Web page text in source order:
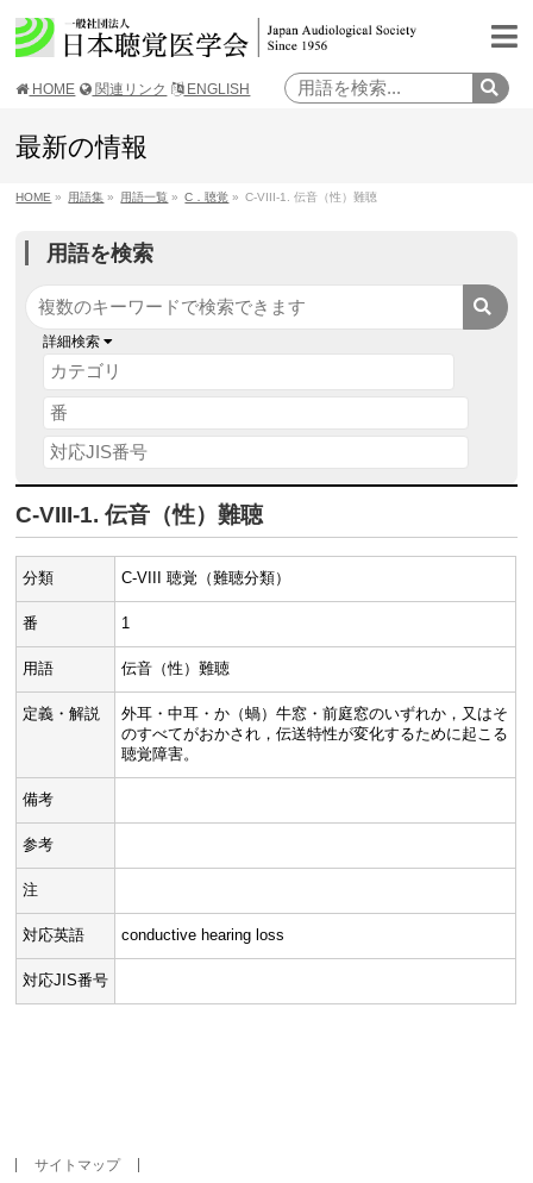
HOME 関連リンク ENGLISH
最新の情報
HOME » 用語集 » 用語一覧 » C．聴覚 » C-VIII-1. 伝音（性）難聴
用語を検索
詳細検索
C-VIII-1. 伝音（性）難聴
分類 C-VIII 聴覚（難聴分類）
番 1
用語 伝音（性）難聴
定義・解説
外耳・中耳・か（蝸）牛窓・前庭窓のいずれか，又はそ
のすべてがおかされ，伝送特性が変化するために起こる
聴覚障害。
備考
参考
注
対応英語 conductive hearing loss
対応JIS番号
サイトマップ